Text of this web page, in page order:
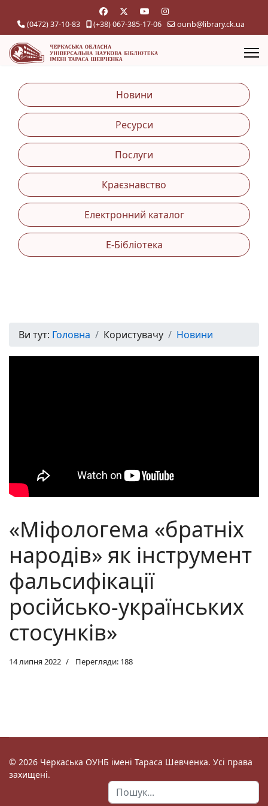
(0472) 37-10-83 (+38) 067-385-17-06 ounb@library.ck.ua
Новини
Ресурси
Послуги
Краєзнавство
Електронний каталог
Е-Бібліотека
Ви тут: Головна Користувачу Новини
«Міфологема «братніх
народів» як інструмент
фальсифікації
російсько-українських
стосунків»
14 липня 2022 Перегляди: 188
© 2026 Черкаська ОУНБ імені Тараса Шевченка. Усі права
захищені.
Пошук